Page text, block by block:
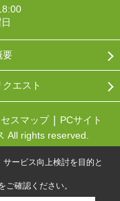
要
エスト
スマップ
PCサイト
All rights reserved.
ービス向上検討を目的と
ご確認ください。